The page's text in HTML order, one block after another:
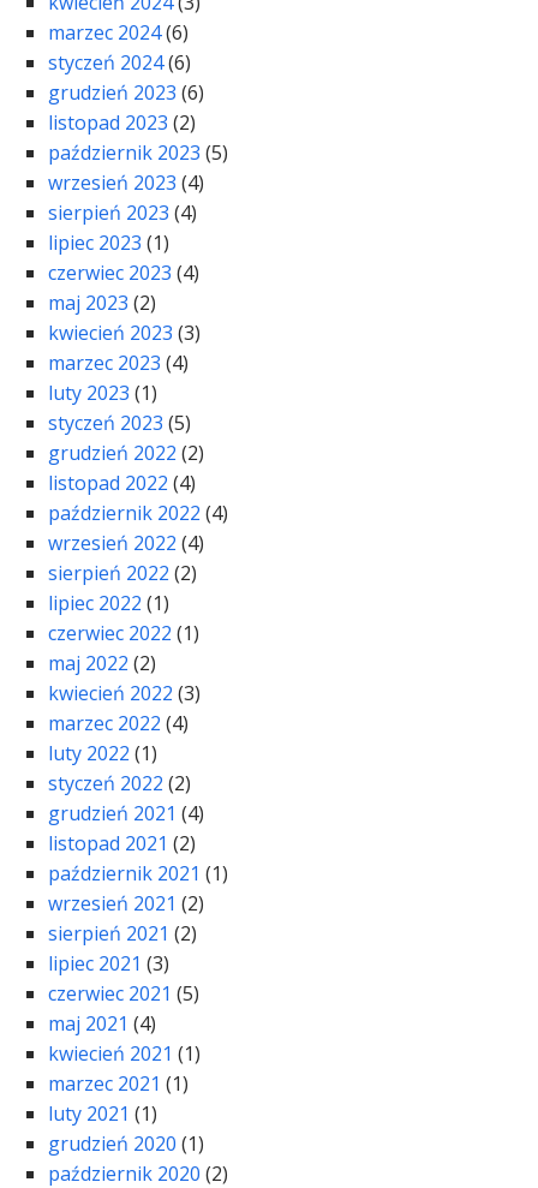
marzec 2024(6)
styczeń 2024(6)
grudzień 2023 (6)
listopad 2023 (2)
październik 2023 (5)
wrzesień 2023 (4)
sierpień 2023 (4)
lipiec 2023 (1)
czerwiec 2023 (4)
maj 2023 (2)
kwiecień 2023 (3)
marzec 2023 (4)
luty 2023 (1)
styczeń 2023 (5)
grudzień 2022 (2)
listopad 2022 (4)
październik 2022 (4)
wrzesień 2022 (4)
sierpień 2022 (2)
lipiec 2022 (1)
czerwiec 2022 (1)
maj 2022 (2)
kwiecień 2022 (3)
marzec 2022 (4)
luty 2022 (1)
styczeń 2022 (2)
grudzień 2021 (4)
listopad 2021 (2)
październik 2021 (1)
wrzesień 2021 (2)
sierpień 2021 (2)
lipiec 2021 (3)
czerwiec 2021 (5)
maj 2021 (4)
kwiecień 2021 (1)
marzec 2021 (1)
luty 2021 (1)
grudzień 2020 (1)
październik 2020 (2)